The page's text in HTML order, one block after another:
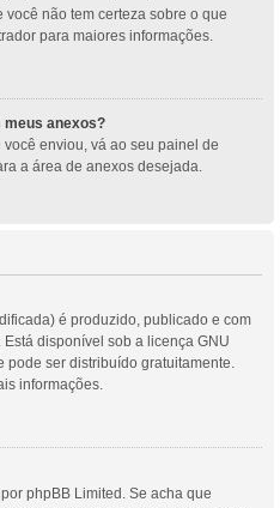
não tem certeza sobre o que
para maiores informações.
meus anexos?
enviou, vá ao seu painel de
a área de anexos desejada.
é produzido, publicado e com
. Está disponível sob a licença GNU
pode ser distribuído gratuitamente.
informações.
phpBB Limited. Se acha que